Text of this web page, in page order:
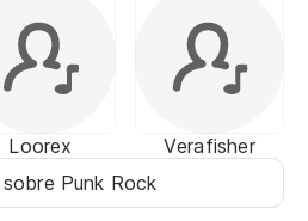
Loorex
Verafisher
Punk Rock